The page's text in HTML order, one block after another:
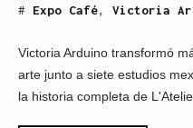
# Expo Café, Victoria
Victoria Arduino transformó
arte junto a siete estudios
la historia completa de